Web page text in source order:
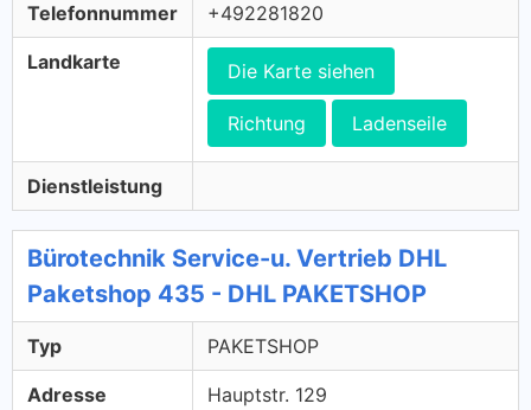
Telefonnummer +492281820
Landkarte Die Karte siehen
Richtung Ladenseile
Dienstleistung
Bürotechnik Service-u. Vertrieb DHL
Paketshop 435 - DHL PAKETSHOP
Typ PAKETSHOP
Adresse
Hauptstr. 129